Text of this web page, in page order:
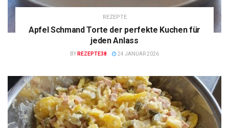
REZEPTE
Apfel Schmand Torte der perfekte Kuchen für
jeden Anlass
BY REZEPTE38 24 JANUAR 2026